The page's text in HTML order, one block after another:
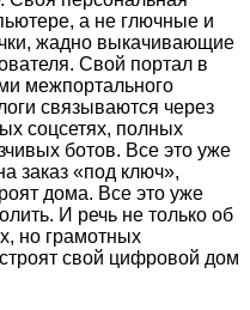
а не глючные и
жадно выкачивающие
Свой портал в
межпортального
связываются через
соцсетях, полных
ботов. Все это уже
заказ «под ключ»,
дома. Все это уже
И речь не только об
но грамотных
свой цифровой дом